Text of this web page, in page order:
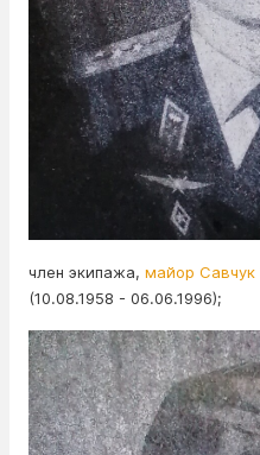
член экипажа, майор Савчук
(10.08.1958 - 06.06.1996);